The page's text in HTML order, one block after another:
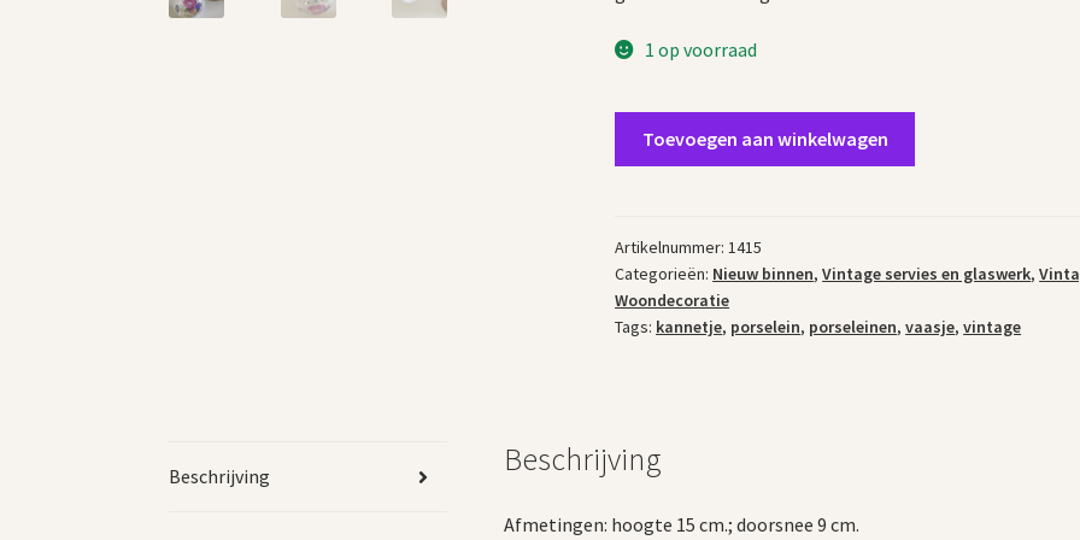
1 op voorraad
porseleinen
Toevoegen aan winkelwagen
Artikelnummer:1415
Categorieën: Nieuw binnen,Vintage servies en glaswerk,
Woondecoratie
Tags: kannetje, porselein, porseleinen,vaasje,vintage
Beschrijving Beschrijving
Afmetingen: hoogte 15 cm.; doorsnee 9 cm.